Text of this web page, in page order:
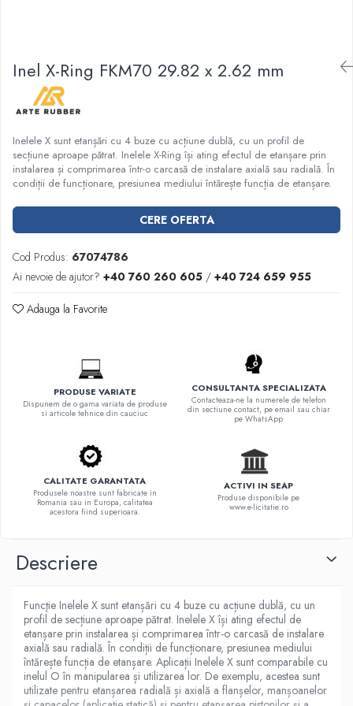
Pentru etansari cu gauri de trecere a
prezoanelor (full face) conform DIN
86071
Pentru flanse plate cu umar (RF) conform
DIN 2690
Inel X-Ring FKM70 29.82 x 2.62 mm
Inelele X sunt etanșări cu 4 buze cu acțiune dublă, cu un profil de
secțiune aproape pătrat. Inelele X-Ring își ating efectul de etanșare prin
instalarea și comprimarea într-o carcasă de instalare axială sau radială. În
condiții de funcționare, presiunea mediului întărește funcția de etanșare.
CERE OFERTA
Cod Produs: 67074786
Ai nevoie de ajutor? +40 760 260 605 / +40 724 659 955
Adauga la Favorite
PRODUSE VARIATE
Dispunem de o gama variata de produse
si articole tehnice din cauciuc
CONSULTANTA SPECIALIZATA
Contacteaza-ne la numerele de telefon
din sectiune contact, pe email sau chiar
pe WhatsApp
CALITATE GARANTATA
Produsele noastre sunt fabricate in
Romania sau in Europa, calitatea
acestora fiind superioara.
ACTIVI IN SEAP
Produse disponibile pe
www.e-licitatie.ro
Descriere
Funcţie Inelele X sunt etanșări cu 4 buze cu acțiune dublă, cu un
profil de secțiune aproape pătrat. Inelele X își ating efectul de
etanșare prin instalarea și comprimarea într-o carcasă de instalare
axială sau radială. În condiții de funcționare, presiunea mediului
întărește funcția de etanșare. Aplicații Inelele X sunt comparabile cu
inelul O în manipularea și utilizarea lor. De exemplu, acestea sunt
utilizate pentru etanșarea radială și axială a flanșelor, manșoanelor